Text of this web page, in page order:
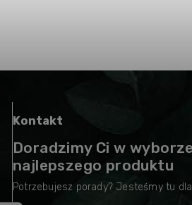
Kontakt
Doradzimy Ci w
najlepszego produktu